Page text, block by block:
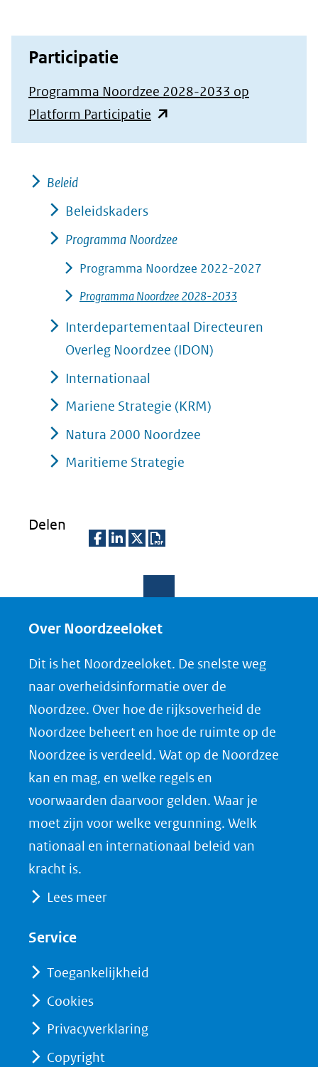
(verwijst
andere
Participatie
Programma Noordzee 2028-2033 op
Platform Participatie (opent
andere
website)
Beleid
Beleidskaders
Programma Noordzee
Programma Noordzee 2022-2027
Programma Noordzee 2028-2033
Interdepartementaal Directeuren
Overleg Noordzee (IDON)
Internationaal
Mariene Strategie (KRM)
Natura 2000 Noordzee
Maritieme Strategie
Delen
e
o
p
F
a
c
e
b
o
o
in
(verwijst
een
andere
website)
e
o
p
L
i
n
k
e
d
I
(verwijst
andere
e
o
p
X
(opent
in
nieuw
venster)
(verwijst
naar
n
o
a
d
P
D
F
Over Noordzeeloket
Dit is het Noordzeeloket. De snelste weg
naar overheidsinformatie over de
Noordzee. Over hoe de rijksoverheid de
Noordzee beheert en hoe de ruimte op de
Noordzee is verdeeld. Wat op de Noordzee
kan en mag, en welke regels en
voorwaarden daarvoor gelden. Waar je
moet zijn voor welke vergunning. Welk
nationaal en internationaal beleid van
kracht is.
Lees meer
Service
Toegankelijkheid
Cookies
Privacyverklaring
Copyright